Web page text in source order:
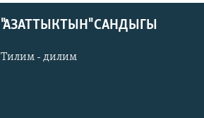
"АЗАТТЫКТЫН" САНДЫГЫ
Тилим - дилим